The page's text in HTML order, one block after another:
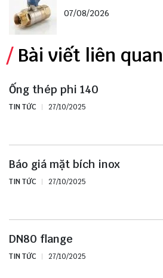
07/08/2026
Bài viết liên quan
Ống thép phi 140
TIN TỨC 27/10/2025
Báo giá mặt bích inox
TIN TỨC 27/10/2025
DN80 flange
TIN TỨC 27/10/2025